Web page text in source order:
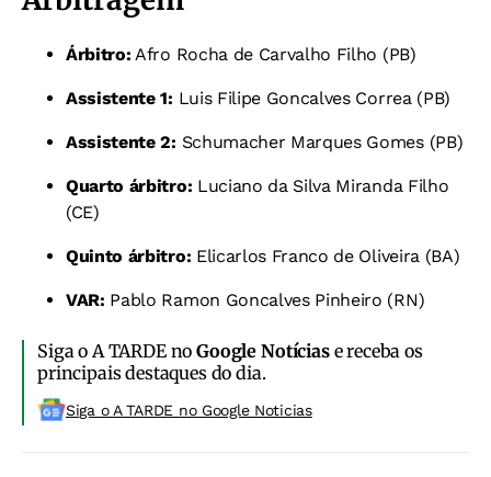
Árbitro: Afro Rocha de Carvalho Filho (PB)
Assistente 1: Luis Filipe Goncalves Correa (PB)
Assistente 2: Schumacher Marques Gomes (PB)
Quarto árbitro: Luciano da Silva Miranda Filho
(CE)
Quinto árbitro: Elicarlos Franco de Oliveira (BA)
VAR: Pablo Ramon Goncalves Pinheiro (RN)
Siga o A TARDE noGoogle Notíciase receba os
principais destaques do dia.
Siga o A TARDE no Google Noticias